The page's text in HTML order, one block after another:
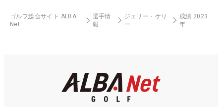
ゴルフ総合サイト ALBA
Net
選手情
報
ジェリー・ケリ
ー
成績 2023
年